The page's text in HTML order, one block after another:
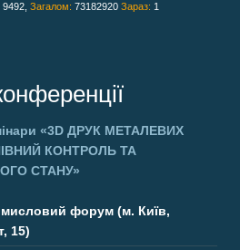
9492, Загалом: 73182920 Зараз: 1
«3D ДРУК МЕТАЛЕВИХ
КОНТРОЛЬ ТА
СТАНУ»
форум (м. Київ,
15)